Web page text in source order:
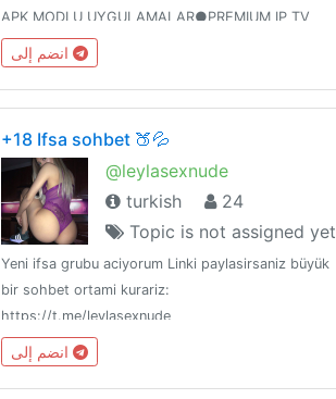
APK MODLU UYGULAMALAR●PREMIUM IP TV
PAYLAŞIMLARI○BEDAVA İNTERNET
PAYLAŞIMLARI●SÜPRİZ NOKTA,ÇARK
HİLESİ○HİLE PAYLAŞIMLARIVE DAHA FAZLASI BU
+18 Ifsa sohbet 🍑💦
@leylasexnude
turkish
24
Topic is not assigned yet
Yeni ifsa grubu aciyorum Linki paylasirsaniz büyük
bir sohbet ortami kurariz:
https://t.me/leylasexnude